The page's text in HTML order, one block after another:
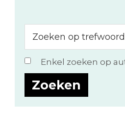
op
trefwoord
of
auteur...
Enkel zoeken op